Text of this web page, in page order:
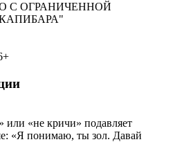
С ОГРАНИЧЕННОЙ
или «не кричи» подавляет
«Я понимаю, ты зол. Давай